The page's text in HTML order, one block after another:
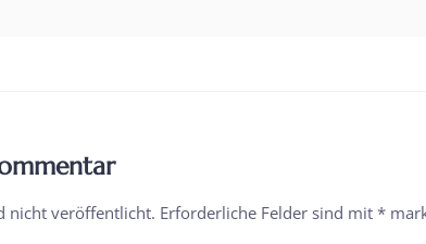
nicht veröffentlicht. Erforderliche Felder sind mit *